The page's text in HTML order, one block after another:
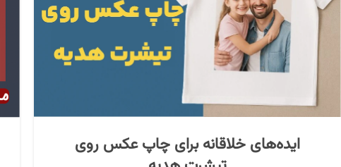
ایده‌های خلاقانه برای چاپ عکس روی